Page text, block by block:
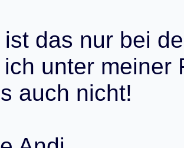
ist das nur bei de
ich unter meiner
s auch nicht!